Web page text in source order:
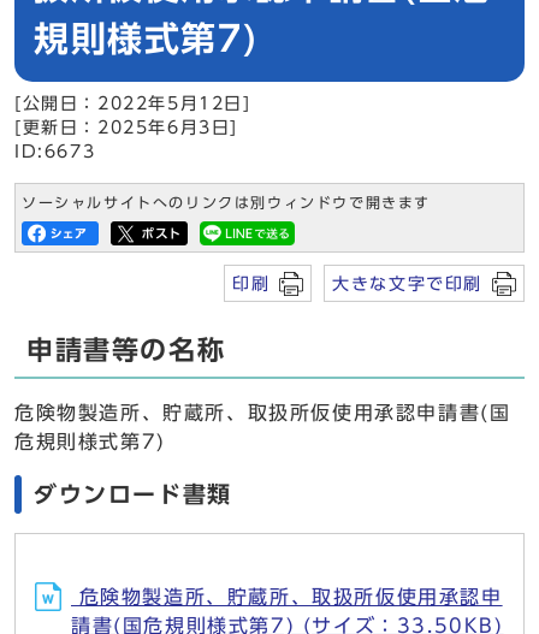
規則様式第7)
[公開日：2022年5月12日]
[更新日：2025年6月3日]
ID:6673
ソーシャルサイトへのリンクは別ウィンドウで開きます
印刷 大きな文字で印刷
申請書等の名称
危険物製造所、貯蔵所、取扱所仮使用承認申請書(国
危規則様式第7)
ダウンロード書類
危険物製造所、貯蔵所、取扱所仮使用承認申
請書(国危規則様式第7) (サイズ：33.50KB)